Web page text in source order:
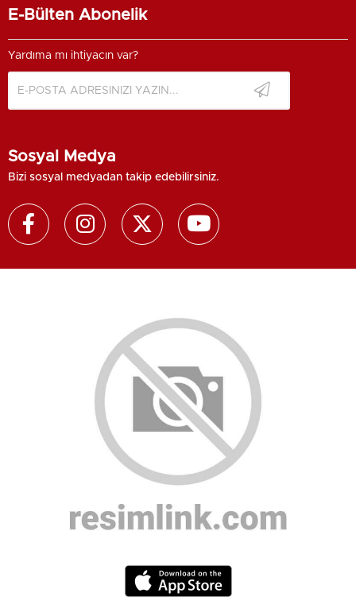
E-Bülten Abonelik
Yardıma mı ihtiyacın var?
Sosyal Medya
Bizi sosyal medyadan takip edebilirsiniz.